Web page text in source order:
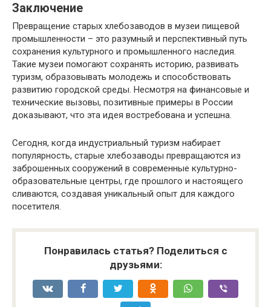
Заключение
Превращение старых хлебозаводов в музеи пищевой
промышленности – это разумный и перспективный путь
сохранения культурного и промышленного наследия.
Такие музеи помогают сохранять историю, развивать
туризм, образовывать молодежь и способствовать
развитию городской среды. Несмотря на финансовые и
технические вызовы, позитивные примеры в России
доказывают, что эта идея востребована и успешна.
Сегодня, когда индустриальный туризм набирает
популярность, старые хлебозаводы превращаются из
заброшенных сооружений в современные культурно-
образовательные центры, где прошлого и настоящего
сливаются, создавая уникальный опыт для каждого
посетителя.
Понравилась статья? Поделиться с
друзьями: